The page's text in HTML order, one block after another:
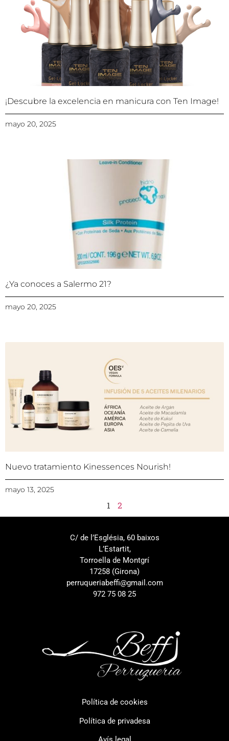
¡Descubre la excelencia en manicura con Ten Image!
mayo 20, 2025
¿Ya conoces a Salermo 21?
mayo 20, 2025
Nuevo tratamiento Kinessences Nourish!
mayo 13, 2025
1 2
C/ de l’Església, 60 baixos
L’Estartit,
Torroella de Montgrí
17258 (Girona)
perruqueriabeffi@gmail.com
972 75 08 25
Política de cookies
Política de privadesa